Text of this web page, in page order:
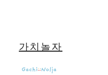
가치놀자